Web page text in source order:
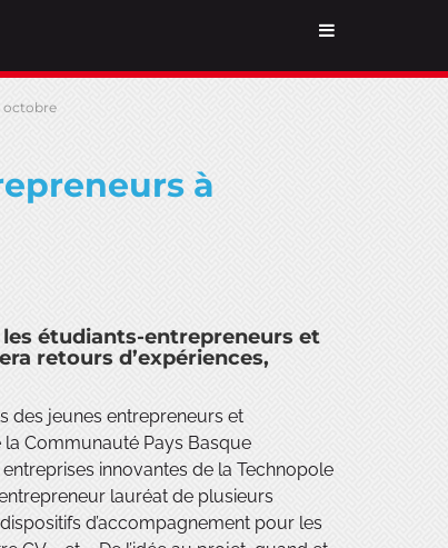
octobre
à
étudiants-entrepreneurs et
retours d’expériences,
des jeunes entrepreneurs et
la Communauté Pays Basque
innovantes de la Technopole
lauréat de plusieurs
d’accompagnement pour les